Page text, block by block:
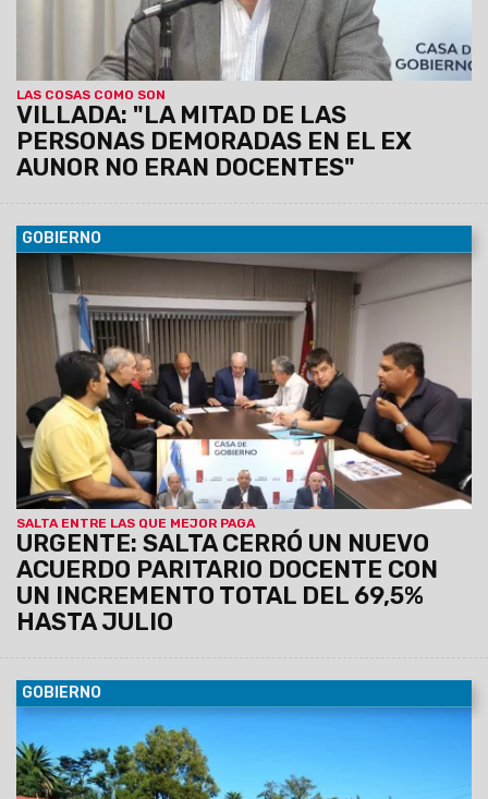
LAS COSAS COMO SON
VILLADA: "LA MITAD DE LAS
PERSONAS DEMORADAS EN EL EX
AUNOR NO ERAN DOCENTES"
GOBIERNO
SALTA ENTRE LAS QUE MEJOR PAGA
URGENTE: SALTA CERRÓ UN NUEVO
ACUERDO PARITARIO DOCENTE CON
UN INCREMENTO TOTAL DEL 69,5%
HASTA JULIO
26/05/2023
Se trata de un incremento salarial de 12% para
mayo y de 11% para junio y julio respectivamente. Además se
otorgará un bono de $60 mil a pagarse en dos partes. Mirá el
anuncio oficial de Gobierno.
GOBIERNO
Fue a través de un acto patrio en donde se
ratificó la valía de los patriotas que eligieron formar un
Gobierno propio e iniciar la construccion de la soberania
popular.